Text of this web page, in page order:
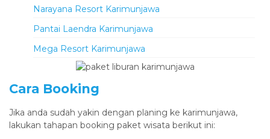
Narayana Resort Karimunjawa
Pantai Laendra Karimunjawa
Mega Resort Karimunjawa
Cara Booking
Jika anda sudah yakin dengan planing ke karimunjawa,
lakukan tahapan booking paket wisata berikut ini: